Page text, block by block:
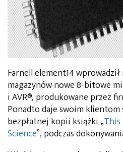
Farnell element14
magazynów nowe 8-bitowe
i AVR®, produkowane przez
Ponadto daje swoim klientom
bezpłatnej kopii książki „
Science”, podczas